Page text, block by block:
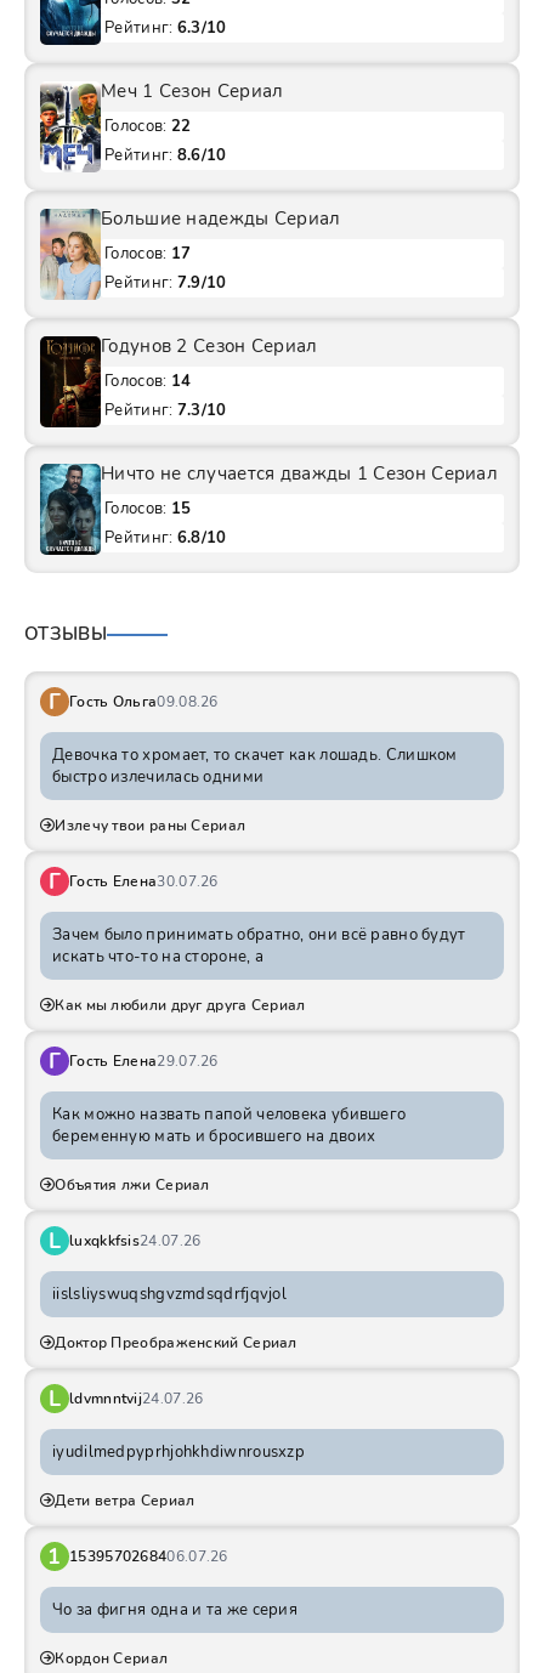
Рейтинг: 6.3/10
Меч 1 Сезон Сериал
Голосов: 22
Рейтинг: 8.6/10
Большие надежды Сериал
Голосов: 17
Рейтинг: 7.9/10
Годунов 2 Сезон Сериал
Голосов: 14
Рейтинг: 7.3/10
Ничто не случается дважды 1 Сезон Сериал
Голосов: 15
Рейтинг: 6.8/10
ОТЗЫВЫ
Г Гость Ольга09.08.26
Девочка то хромает, то скачет как лошадь. Слишком
быстро излечилась одними
Излечу твои раны Сериал
Г Гость Елена30.07.26
Зачем было принимать обратно, они всё равно будут
искать что-то на стороне, а
Как мы любили друг друга Сериал
Г Гость Елена29.07.26
Как можно назвать папой человека убившего
беременную мать и бросившего на двоих
Объятия лжи Сериал
L luxqkkfsis24.07.26
iislsliyswuqshgvzmdsqdrfjqvjol
Доктор Преображенский Сериал
L ldvmnntvij24.07.26
iyudilmedpyprhjohkhdiwnrousxzp
Дети ветра Сериал
1 1539570268406.07.26
Чо за фигня одна и та же серия
Кордон Сериал